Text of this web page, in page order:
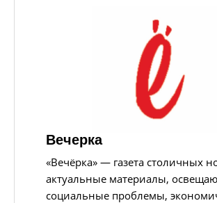
Вечерка
«Вечёрка» — газета столичных
актуальные материалы,
социальные проблемы,